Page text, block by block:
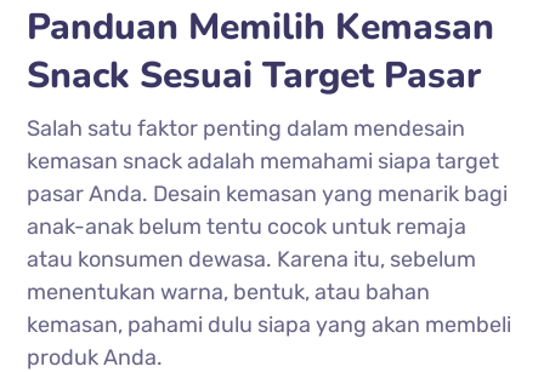
Panduan Memilih Kemasan
Snack Sesuai Target Pasar
Salah satu faktor penting dalam mendesain
kemasan snack adalah memahami siapa target
pasar Anda. Desain kemasan yang menarik bagi
anak-anak belum tentu cocok untuk remaja
atau konsumen dewasa. Karena itu, sebelum
menentukan warna, bentuk, atau bahan
kemasan, pahami dulu siapa yang akan membeli
produk Anda.